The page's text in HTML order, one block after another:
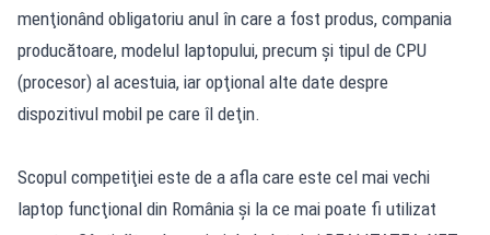
menţionând obligatoriu anul în care a fost produs, compania
producătoare, modelul laptopului, precum şi tipul de CPU
(procesor) al acestuia, iar opţional alte date despre
dispozitivul mobil pe care îl deţin.
Scopul competiţiei este de a afla care este cel mai vechi
laptop funcţional din România şi la ce mai poate fi utilizat